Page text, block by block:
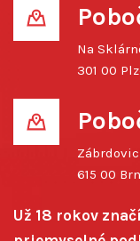
Na
301 00
615 00
Už 18 rokov